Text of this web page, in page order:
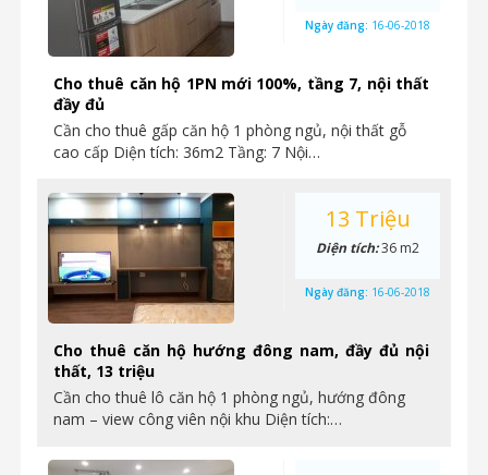
Cho thuê căn hộ 1PN mới 100%, tầng 7, nội thất
đầy đủ
Cần cho thuê gấp căn hộ 1 phòng ngủ, nội thất gỗ
cao cấp Diện tích: 36m2 Tầng: 7 Nội…
Ngày đăng: 16-06-2018
Cho thuê căn hộ hướng đông nam, đầy đủ nội
thất, 13 triệu
Cần cho thuê lô căn hộ 1 phòng ngủ, hướng đông
nam – view công viên nội khu Diện tích:…
13 Triệu
Diện tích:36 m2
Ngày đăng: 16-06-2018